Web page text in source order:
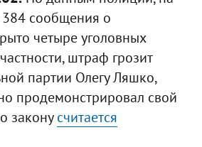
сообщения о
четыре уголовных
штраф грозит
партии Олегу Ляшко,
продемонстрировал свой
законусчитается